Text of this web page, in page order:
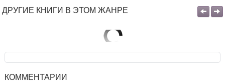
ДРУГИЕ КНИГИ В ЭТОМ ЖАНРЕ
КОММЕНТАРИИ